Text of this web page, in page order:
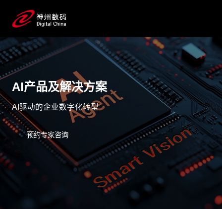
AI产品及解决方案
AI驱动的企业数字化转型
预约专家咨询